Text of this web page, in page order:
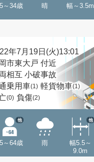
～34歳 晴 幅～3.5m
年7月19日(火)13:01
市東大戸 付近
相互 小破事故
乗用車(1) 軽貨物車(1)
(0) 負傷(2)
～64歳
他
雨
幅5.5～
9.0m
他